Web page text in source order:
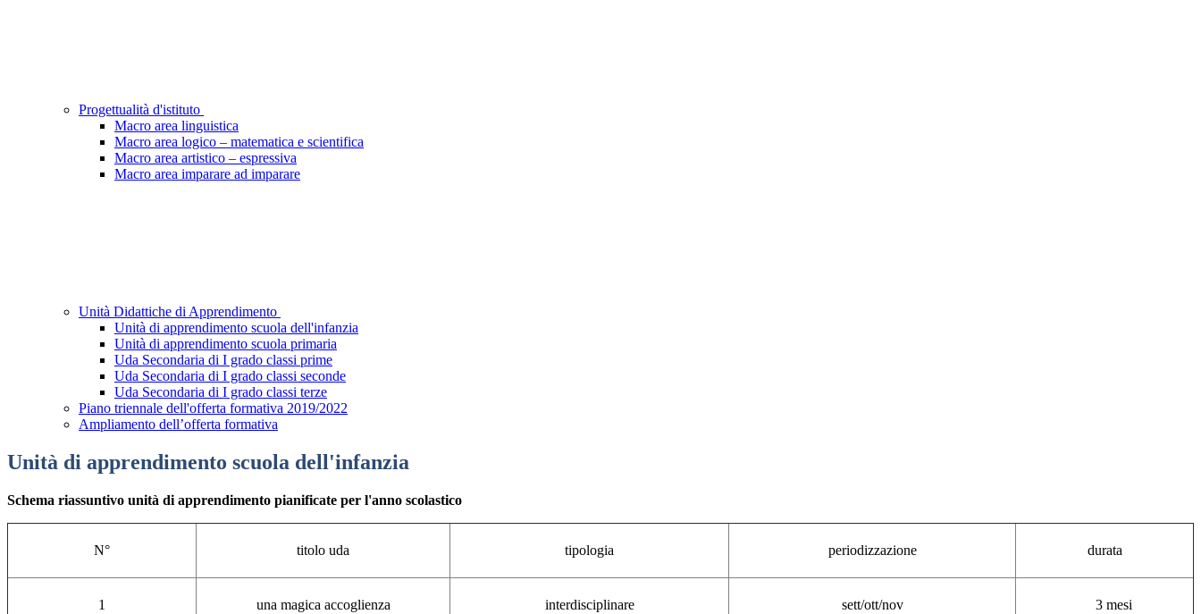
Progettualità d'istituto
Macro area linguistica
Macro area logico – matematica e scientifica
Macro area artistico – espressiva
Macro area imparare ad imparare
Unità Didattiche di Apprendimento
Unità di apprendimento scuola dell'infanzia
Unità di apprendimento scuola primaria
Uda Secondaria di I grado classi prime
Uda Secondaria di I grado classi seconde
Uda Secondaria di I grado classi terze
Piano triennale dell'offerta formativa 2019/2022
Ampliamento dell’offerta formativa
Unità di apprendimento scuola dell'infanzia
Schema riassuntivo unità di apprendimento pianificate per l'anno scolastico
N° titolo uda tipologia periodizzazione durata
1 una magica accoglienza interdisciplinare sett/ott/nov 3 mesi